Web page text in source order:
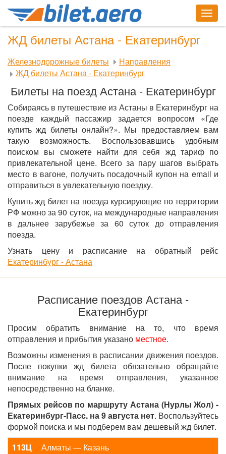
ЖД билеты Астана - Екатеринбург
Железнодорожные билеты
Направления
ЖД билеты Астана - Екатеринбург
Билеты на поезд Астана - Екатеринбург
Собираясь в путешествие из Астаны в Екатеринбург на
поезде каждый пассажир задается вопросом «Где
купить жд билеты онлайн?». Мы предоставляем вам
такую возможность. Воспользовавшись удобным
поиском вы сможете найти для себя жд тариф по
привлекательной цене. Всего за пару шагов выбрать
место в вагоне, получить посадочный купон на email и
отправиться в увлекательную поездку.
Купить жд билет на поезда курсирующие по территории
РФ можно за 90 суток, на международные направления
в дальнее зарубежье за 60 суток до отправления
поезда.
Узнать цену и расписание на обратный рейс
Екатеринбург - Астана
Расписание поездов Астана -
Екатеринбург
Просим обратить внимание на то, что время
отправления и прибытия указано местное.
Возможны изменения в расписании движения поездов.
После покупки жд билета обязательно обращайте
внимание на время отправления, указанное
непосредственно на бланке.
Прямых рейсов по маршруту Астана (Нурлы Жол) -
Екатеринбург-Пасс. на 9 августа нет. Воспользуйтесь
формой поиска и мы подберем вам дешевый жд билет.
113Ц
Алматы — Казань